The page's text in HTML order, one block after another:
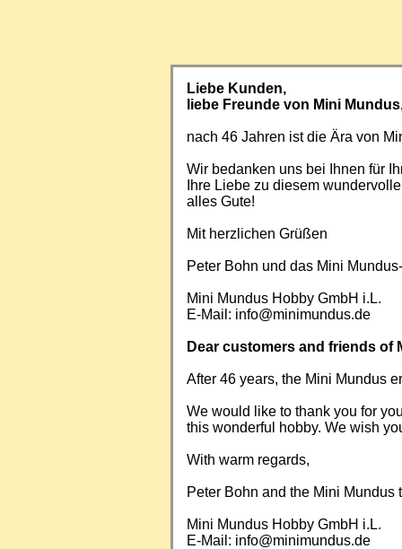
Liebe Kunden,
liebe Freunde von Mini
nach 46 Jahren ist die Ära von
Wir bedanken uns bei Ihnen für
Ihre Liebe zu diesem
alles Gute!
Mit herzlichen Grüßen
Peter Bohn und das Mini
Mini Mundus Hobby GmbH i.L.
E-Mail: info@minimundus.de
Dear customers and friends of
After 46 years, the Mini Mundus
We would like to thank you for
this wonderful hobby. We wish
With warm regards,
Peter Bohn and the Mini Mundus
Mini Mundus Hobby GmbH i.L.
E-Mail: info@minimundus.de